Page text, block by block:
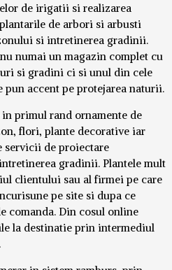
de irigatii si realizarea
de arbori si arbusti
si intretinerea gradinii.
numai un magazin complet cu
si gradini ci si unul din cele
accent pe protejarea naturii.
primul rand ornamente de
flori, plante decorative iar
servicii de proiectare
gradinii. Plantele mult
clientului sau al firmei pe care
pe site si dupa ce
comanda. Din cosul online
la destinatie prin intermediul